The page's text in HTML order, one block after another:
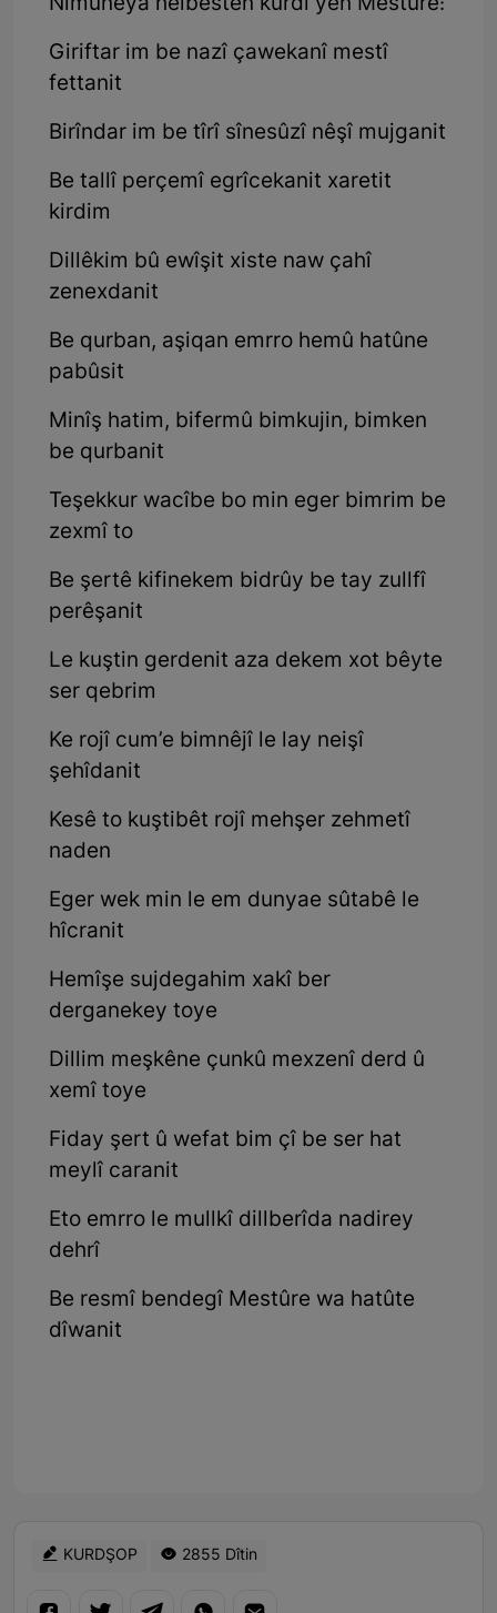
Giriftar im be nazî çawekanî mestî
fettanit
Birîndar im be tîrî sînesûzî nêşî mujganit
Be tallî perçemî egrîcekanit xaretit
kirdim
Dillêkim bû ewîşit xiste naw çahî
zenexdanit
Be qurban, aşiqan emrro hemû hatûne
pabûsit
Minîş hatim, bifermû bimkujin, bimken
be qurbanit
Teşekkur wacîbe bo min eger bimrim be
zexmî to
Be şertê kifinekem bidrûy be tay zullfî
perêşanit
Le kuştin gerdenit aza dekem xot bêyte
ser qebrim
Ke rojî cum’e bimnêjî le lay neişî
şehîdanit
Kesê to kuştibêt rojî mehşer zehmetî
naden
Eger wek min le em dunyae sûtabê le
hîcranit
Hemîşe sujdegahim xakî ber
derganekey toye
Dillim meşkêne çunkû mexzenî derd û
xemî toye
Fiday şert û wefat bim çî be ser hat
meylî caranit
Eto emrro le mullkî dillberîda nadirey
dehrî
Be resmî bendegî Mestûre wa hatûte
dîwanit
KURDŞOP 2855 Dîtin